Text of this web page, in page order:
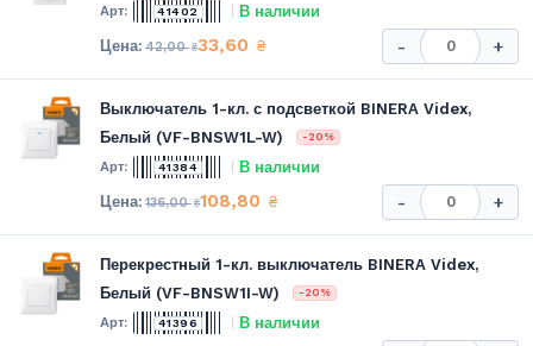
41402 В наличии
42,00₴33,60 ₴ - +
Выключатель 1-кл. с подсветкой BINERA Videx,
Белый (VF-BNSW1L-W)
-20%
41384 В наличии
136,00₴108,80 ₴ - +
Перекрестный 1-кл. выключатель BINERA Videx,
Белый (VF-BNSW1I-W)
-20%
41396 В наличии